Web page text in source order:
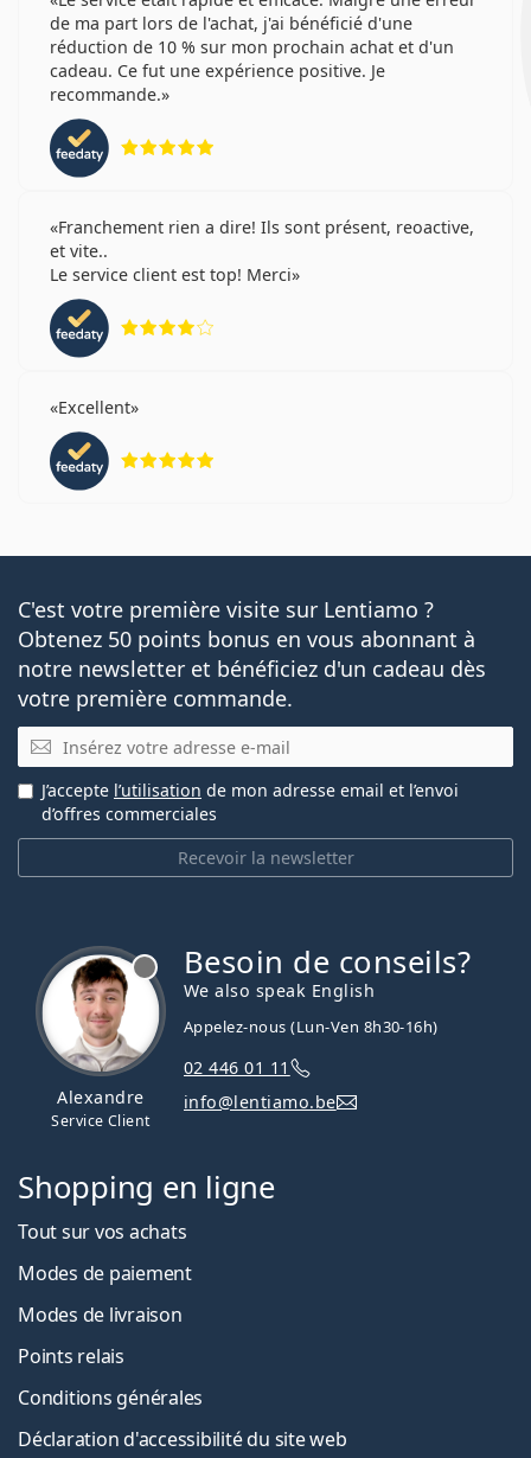
Que se passe-t-il si vous portez des lentilles de
contact journalières pendant plus d'une
journée ?
DAILIES Total 1 vs Acuvue Oasys 1-Day : Laquelle
est la meilleure ?
et 180 DAILIES Total 1 ?
Autres lentilles de contact journalières
Ceci est un dispositif médical. Lisez le mode d'emploi
avant l'utilisation.
de ma part lors de l'achat, j'ai bénéficié d'une
réduction de 10 % sur mon prochain achat et d'un
cadeau. Ce fut une expérience positive. Je
recommande.
Franchement rien a dire! Ils sont présent, reoactive,
et vite..
Le service client est top! Merci
Excellent
C'est votre première visite sur Lentiamo ?
Obtenez 50 points bonus en vous abonnant à
notre newsletter et bénéficiez d'un cadeau dès
votre première commande.
E-mail
Recevoir la newsletter
J’accepte l’utilisation de mon adresse email et l’envoi
d’offres commerciales
Alexandre
Service Client
Besoin de conseils?
We also speak English
Appelez-nous (Lun-Ven 8h30-16h)
02 446 01 11
info@lentiamo.be
Shopping en ligne
Tout sur vos achats
Modes de paiement
Modes de livraison
Points relais
Conditions générales
Déclaration d'accessibilité du site web